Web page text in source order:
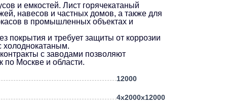
и емкостей. Лист горячекатаный
навесов и частных домов, а также для
в промышленных объектах и
покрытия и требует защиты от коррозии
холоднокатаным.
с заводами позволяют
по Москве и области.
12000
4х2000х12000